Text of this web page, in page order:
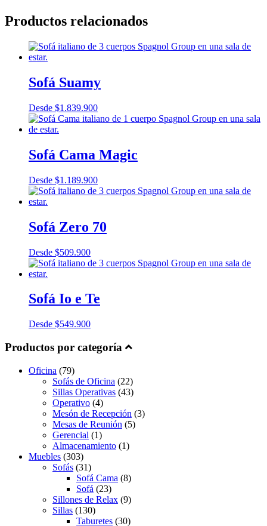
Productos relacionados
Sofá Suamy
Desde $1.839.900
Sofá Cama Magic
Desde $1.189.900
Sofá Zero 70
Desde $509.900
Sofá Io e Te
Desde $549.900
Productos por categoría
Oficina (79)
Sofás de Oficina (22)
Sillas Operativas (43)
Operativo (4)
Mesón de Recepción (3)
Mesas de Reunión (5)
Gerencial (1)
Almacenamiento (1)
Muebles (303)
Sofás (31)
Sofá Cama (8)
Sofá (23)
Sillones de Relax (9)
Sillas (130)
Taburetes (30)